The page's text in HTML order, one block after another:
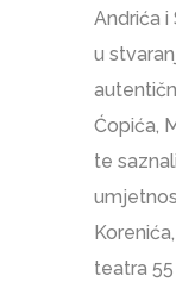
Andrića i
u
Ćopića,
te
teatra